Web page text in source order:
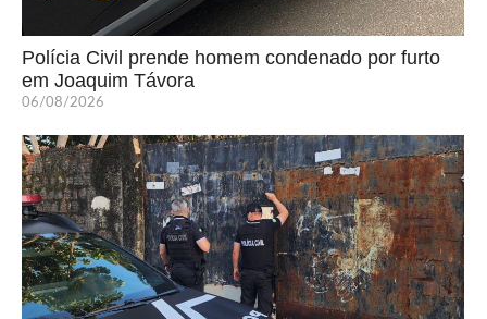
Polícia Civil prende homem condenado por furto
em Joaquim Távora
06/08/2026